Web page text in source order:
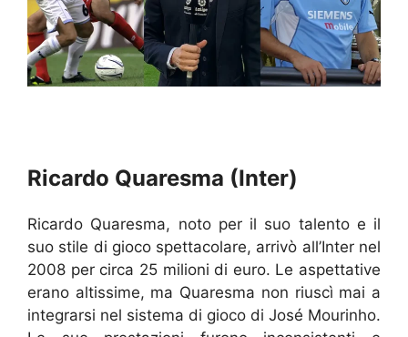
Ricardo Quaresma (Inter)
Ricardo Quaresma, noto per il suo talento e il
suo stile di gioco spettacolare, arrivò all’Inter nel
2008 per circa 25 milioni di euro. Le aspettative
erano altissime, ma Quaresma non riuscì mai a
integrarsi nel sistema di gioco di José Mourinho.